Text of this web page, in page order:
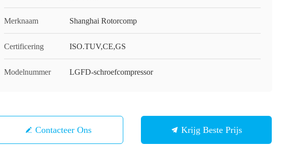
Merknaam Shanghai Rotorcomp
Certificering ISO.TUV,CE,GS
Modelnummer LGFD-schroefcompressor
Contacteer Ons Krijg Beste Prijs